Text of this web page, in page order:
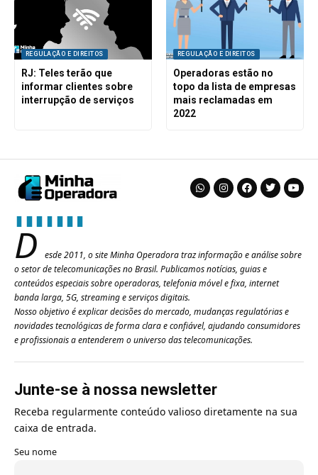
REGULAÇÃO E DIREITOS
RJ: Teles terão que
informar clientes sobre
interrupção de serviços
REGULAÇÃO E DIREITOS
Operadoras estão no
topo da lista de empresas
mais reclamadas em
2022
D
esde 2011, o site Minha Operadora traz informação e análise sobre
o setor de telecomunicações no Brasil. Publicamos notícias, guias e
conteúdos especiais sobre operadoras, telefonia móvel e fixa, internet
banda larga, 5G, streaming e serviços digitais.
Nosso objetivo é explicar decisões do mercado, mudanças regulatórias e
novidades tecnológicas de forma clara e confiável, ajudando consumidores
e profissionais a entenderem o universo das telecomunicações.
Junte-se à nossa newsletter
Receba regularmente conteúdo valioso diretamente na sua
caixa de entrada.
Seu nome